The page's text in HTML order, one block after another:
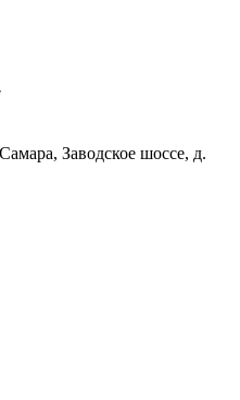
Заводское шоссе, д.